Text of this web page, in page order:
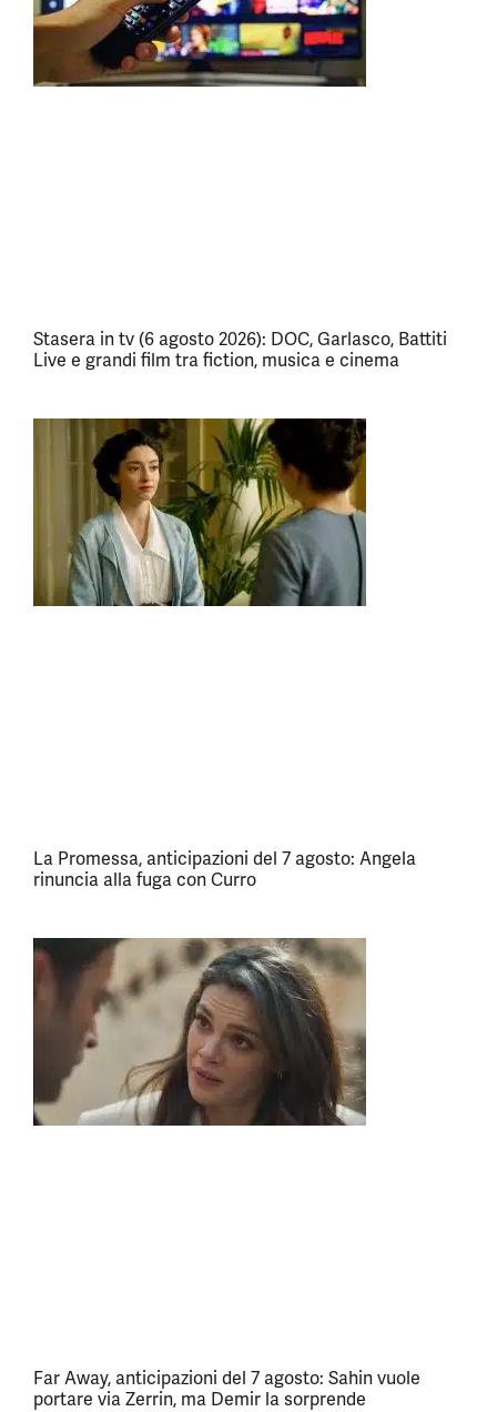
Stasera in tv (6 agosto 2026): DOC, Garlasco, Battiti
Live e grandi film tra fiction, musica e cinema
La Promessa, anticipazioni del 7 agosto: Angela
rinuncia alla fuga con Curro
Far Away, anticipazioni del 7 agosto: Sahin vuole
portare via Zerrin, ma Demir la sorprende